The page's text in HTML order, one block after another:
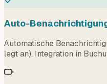
Auto-
Automatische
legt an). Integration in